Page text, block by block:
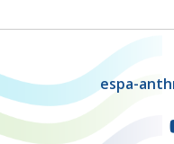
espa-